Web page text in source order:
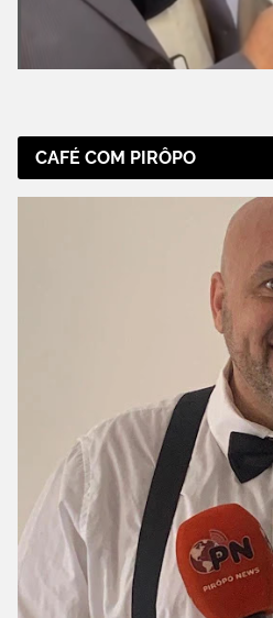
CAFÉ COM PIRÔPO